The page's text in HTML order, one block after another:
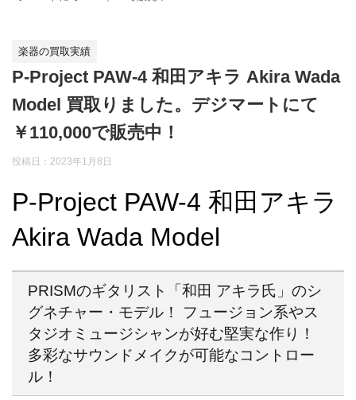
楽器の買取実績
P-Project PAW-4 和田アキラ Akira Wada
Model 買取りました。デジマートにて
￥110,000で販売中！
投稿日：2023年1月8日
P-Project PAW-4 和田アキラ
Akira Wada Model
PRISMのギタリスト「和田 アキラ氏」のシ
グネチャー・モデル！ フュージョン系やス
タジオミュージシャンが好む堅実な作り！
多彩なサウンドメイクが可能なコントロー
ル！